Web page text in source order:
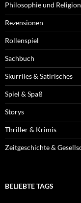
Philosophie und
Rezensionen
Rollenspiel
Sachbuch
Skurriles & Satirisches
Spiel & Spaß
Storys
Thriller & Krimis
Zeitgeschichte &
BELIEBTE TAGS